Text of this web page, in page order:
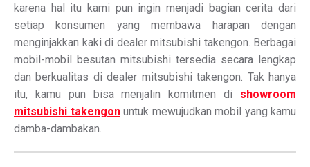
karena hal itu kami pun ingin menjadi bagian cerita dari
setiap konsumen yang membawa harapan dengan
menginjakkan kaki di dealer mitsubishi takengon. Berbagai
mobil-mobil besutan mitsubishi tersedia secara lengkap
dan berkualitas di dealer mitsubishi takengon. Tak hanya
itu, kamu pun bisa menjalin komitmen di showroom
mitsubishi takengonuntuk mewujudkan mobil yang kamu
damba-dambakan.